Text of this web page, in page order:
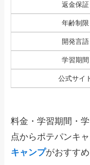
返金保証
年齢制限
開発言語
学習期間
公式サイ
料金・学習期間・
点からポテパンキ
キャンプがおすすめ